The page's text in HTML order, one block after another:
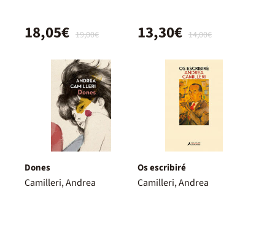
19,00€
18,05€ 14,00€
13,30€
Dones
Camilleri, Andrea
Os escribiré
Camilleri, Andrea